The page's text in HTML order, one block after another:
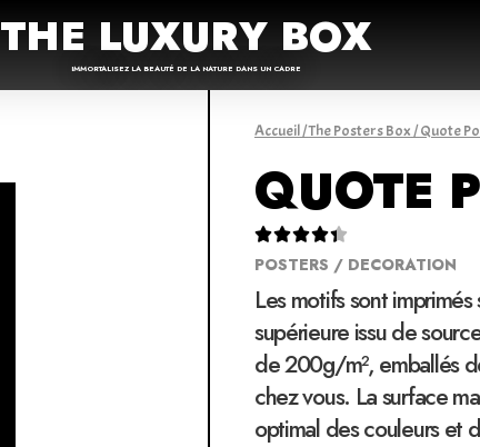
THE LUXURY BOX
IMMORTALISEZ LA BEAUTÉ DE LA NATURE DANS UN CADRE
Accueil/The Posters Box/Quote
QUOTE

POSTERS / DECORATION
Les motifs sont
supérieure issu de
de 200g/m², emballés
chez vous. La surface
optimal des couleurs et